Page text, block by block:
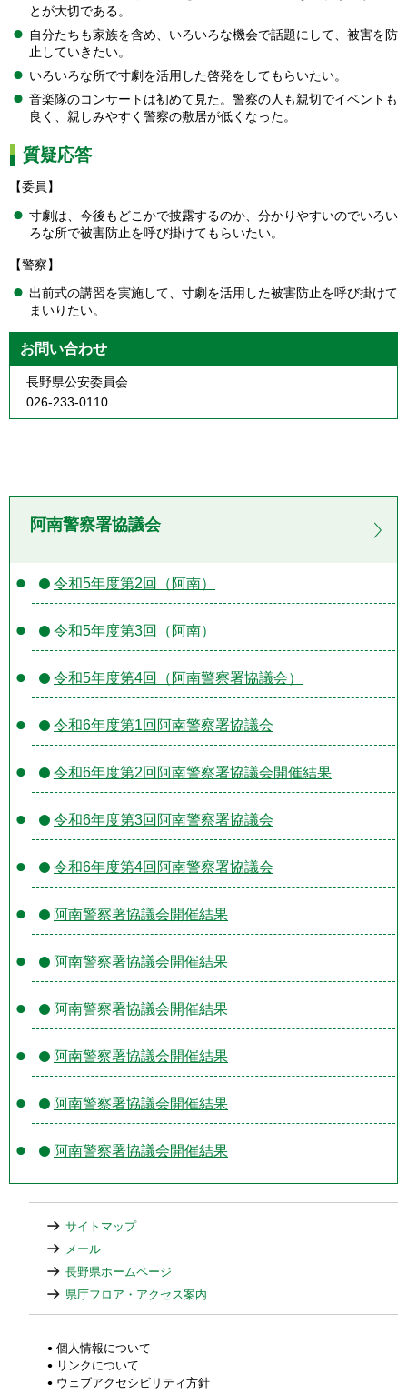
とが大切である。
自分たちも家族を含め、いろいろな機会で話題にして、被害を防
止していきたい。
いろいろな所で寸劇を活用した啓発をしてもらいたい。
音楽隊のコンサートは初めて見た。警察の人も親切でイベントも
良く、親しみやすく警察の敷居が低くなった。
質疑応答
【委員】
寸劇は、今後もどこかで披露するのか、分かりやすいのでいろい
ろな所で被害防止を呼び掛けてもらいたい。
【警察】
出前式の講習を実施して、寸劇を活用した被害防止を呼び掛けて
まいりたい。
お問い合わせ
長野県公安委員会
026-233-0110
阿南警察署協議会
令和5年度第2回（阿南）
令和5年度第3回（阿南）
令和5年度第4回（阿南警察署協議会）
令和6年度第1回阿南警察署協議会
令和6年度第2回阿南警察署協議会開催結果
令和6年度第3回阿南警察署協議会
令和6年度第4回阿南警察署協議会
阿南警察署協議会開催結果
阿南警察署協議会開催結果
阿南警察署協議会開催結果
阿南警察署協議会開催結果
阿南警察署協議会開催結果
阿南警察署協議会開催結果
サイトマップ
メール
長野県ホームページ
県庁フロア・アクセス案内
個人情報について
リンクについて
ウェブアクセシビリティ方針